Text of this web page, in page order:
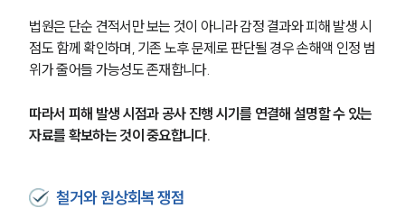
공지사항
법률 블로그
법률서식
뉴스레터/브로슈어
대륜법률상담예약
대륜법률상담예약
법원은 단순 견적서만 보는 것이 아니라 감정 결과와 피해 발생 시
점도 함께 확인하며, 기존 노후 문제로 판단될 경우 손해액 인정 범
위가 줄어들 가능성도 존재합니다.
따라서 피해 발생 시점과 공사 진행 시기를 연결해 설명할 수 있는
자료를 확보하는 것이 중요합니다.
철거와 원상회복 쟁점